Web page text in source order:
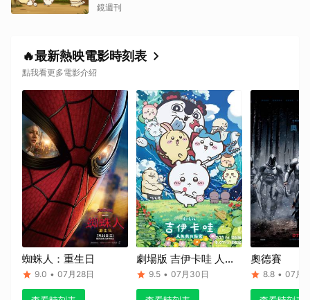
童年陰影
鏡週刊
🔥最新熱映電影時刻表
點我看更多電影介紹
蜘蛛人：重生日
9.0 • 07月28日
劇場版 吉伊卡哇 人魚
島的秘密
9.5 • 07月30日
奧德賽
8.8 • 07月